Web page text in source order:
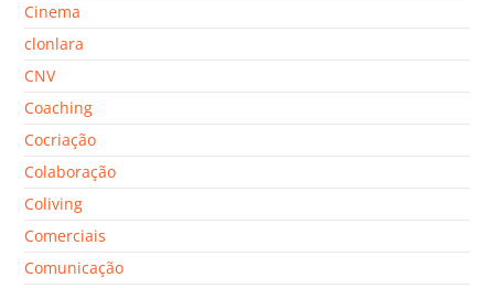
Cinema
clonlara
CNV
Coaching
Cocriação
Colaboração
Coliving
Comerciais
Comunicação